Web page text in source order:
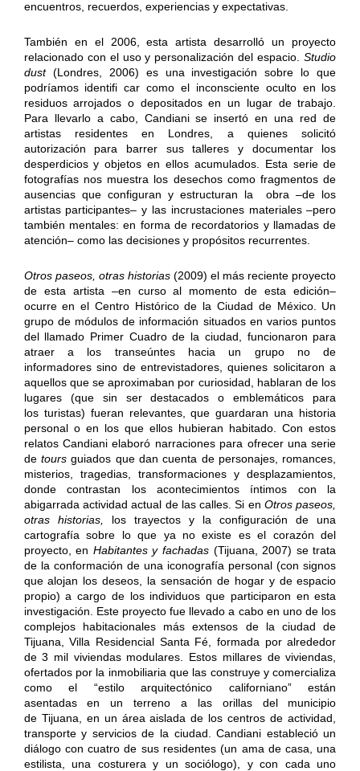
encuentros, recuerdos, experiencias y expectativas.
También en el 2006, esta artista desarrolló un proyecto
relacionado con el uso y personalización del espacio.Studio
dust (Londres, 2006) es una investigación sobre lo que
podríamos identifi car como el inconsciente oculto en los
residuos arrojados o depositados en un lugar de trabajo.
Para llevarlo a cabo, Candiani se insertó en una red de
artistas residentes en Londres, a quienes solicitó
autorización para barrer sus talleres y documentar los
desperdicios y objetos en ellos acumulados. Esta serie de
fotografías nos muestra los desechos como fragmentos de
ausencias que configuran y estructuran la obra –de los
artistas participantes– y las incrustaciones materiales –pero
también mentales: en forma de recordatorios y llamadas de
atención– como las decisiones y propósitos recurrentes.
Otros paseos, otras historias (2009) el más reciente proyecto
de esta artista –en curso al momento de esta edición–
ocurre en el Centro Histórico de la Ciudad de México. Un
grupo de módulos de información situados en varios puntos
del llamado Primer Cuadro de la ciudad, funcionaron para
atraer a los transeúntes hacia un grupo no de
informadores sino de entrevistadores, quienes solicitaron a
aquellos que se aproximaban por curiosidad, hablaran de los
lugares (que sin ser destacados o emblemáticos para
los turistas) fueran relevantes, que guardaran una historia
personal o en los que ellos hubieran habitado. Con estos
relatos Candiani elaboró narraciones para ofrecer una serie
de toursguiados que dan cuenta de personajes, romances,
misterios, tragedias, transformaciones y desplazamientos,
donde contrastan los acontecimientos íntimos con la
abigarrada actividad actual de las calles. Si enOtrospaseos,
otras historias, los trayectos y la configuración de una
cartografía sobre lo que ya no existe es el corazón del
proyecto, en Habitantesy fachadas (Tijuana, 2007) se trata
de la conformación de una iconografía personal (con signos
que alojan los deseos, la sensación de hogar y de espacio
propio) a cargo de los individuos que participaron en esta
investigación. Este proyecto fue llevado a cabo en uno de los
complejos habitacionales más extensos de la ciudad de
Tijuana, Villa Residencial Santa Fé, formada por alrededor
de 3 mil viviendas modulares. Estos millares de viviendas,
ofertados por la inmobiliaria que las construye y comercializa
como el “estilo arquitectónico californiano” están
asentadas en un terreno a las orillas del municipio
de Tijuana, en un área aislada de los centros de actividad,
transporte y servicios de la ciudad. Candiani estableció un
diálogo con cuatro de sus residentes (un ama de casa, una
estilista, una costurera y un sociólogo), y con cada uno